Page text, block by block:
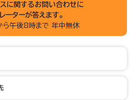
に関するお問い合わせに
ーターが答えます。
ら午後8時まで 年中無休